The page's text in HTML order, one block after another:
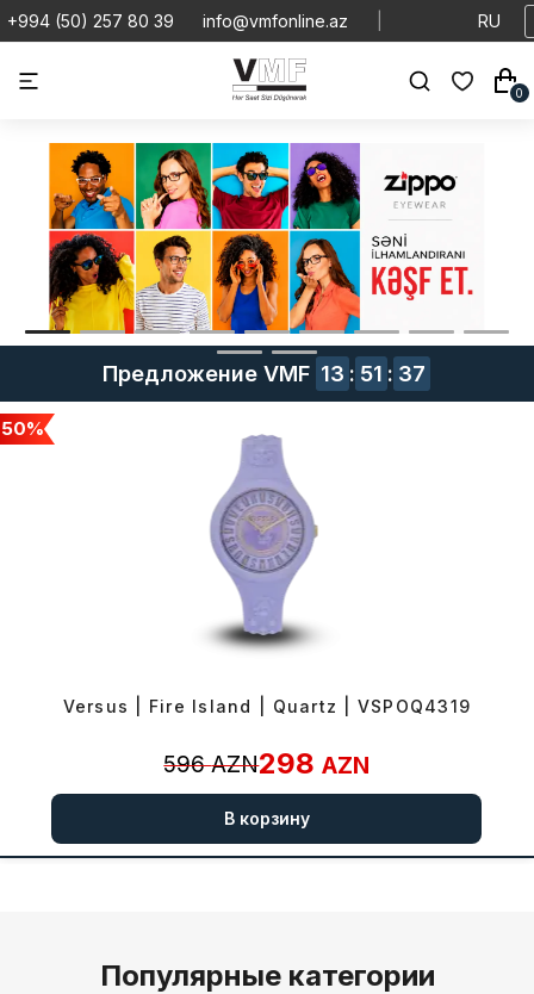
+994 (50) 257 80 39 info@vmfonline.az RU
0
Предложение VMF 13 : 51 : 36
50%
Versus | Fire Island | Quartz | VSPOQ4319
596AZN298AZN
В корзину
Популярные категории